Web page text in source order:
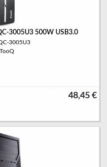
3005U3 500W USB3.0
3005U3
48,45 €